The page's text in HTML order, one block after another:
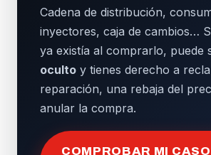
Cadena de distribución,
inyectores, caja de cambios…
ya existía al comprarlo, puede
oculto y tienes derecho a
reparación, una rebaja del
anular la compra.
COMPROBAR MI CASO